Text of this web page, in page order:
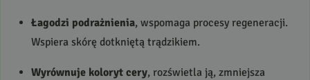
Łagodzi podrażnienia, wspomaga procesy regeneracji.
Wspiera skórę dotkniętą trądzikiem.
Wyrównuje koloryt cery, rozświetla ją, zmniejsza